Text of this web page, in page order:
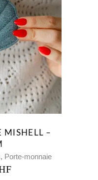
MISHELL –
, Porte-monnaie